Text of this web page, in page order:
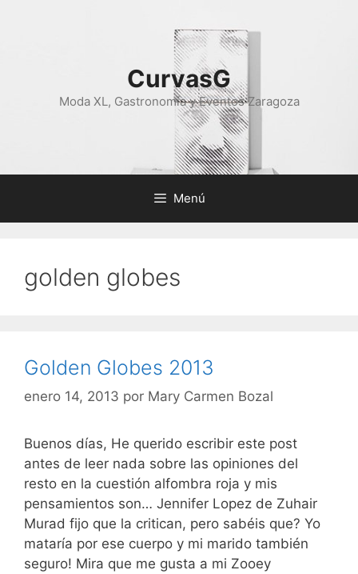
CurvasG
Moda XL, Gastronomía y Eventos Zaragoza
Menú
golden globes
Golden Globes 2013
enero 14, 2013 por Mary Carmen Bozal
Buenos días, He querido escribir este post
antes de leer nada sobre las opiniones del
resto en la cuestión alfombra roja y mis
pensamientos son… Jennifer Lopez de Zuhair
Murad fijo que la critican, pero sabéis que? Yo
mataría por ese cuerpo y mi marido también
seguro! Mira que me gusta a mi Zooey